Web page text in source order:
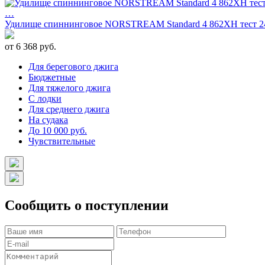
…
Удилище спиннинговое NORSTREAM Standard 4 862XH тест
от 6 368 руб.
Для берегового джига
Бюджетные
Для тяжелого джига
С лодки
Для среднего джига
На судака
До 10 000 руб.
Чувствительные
Сообщить о поступлении